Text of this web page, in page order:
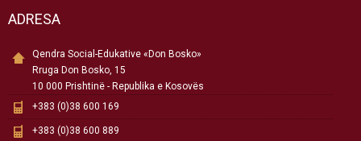
ADRESA
Qendra Social-Edukative «Don Bosko»
Rruga Don Bosko, 15
10 000 Prishtinë - Republika e Kosovës
+383 (0)38 600 169
+383 (0)38 600 889